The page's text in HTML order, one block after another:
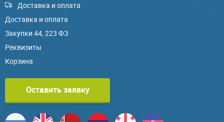
Доставка и оплата
Доставка и оплата
Закупки 44, 223 ФЗ
Реквизиты
Корзина
Оставить заявку